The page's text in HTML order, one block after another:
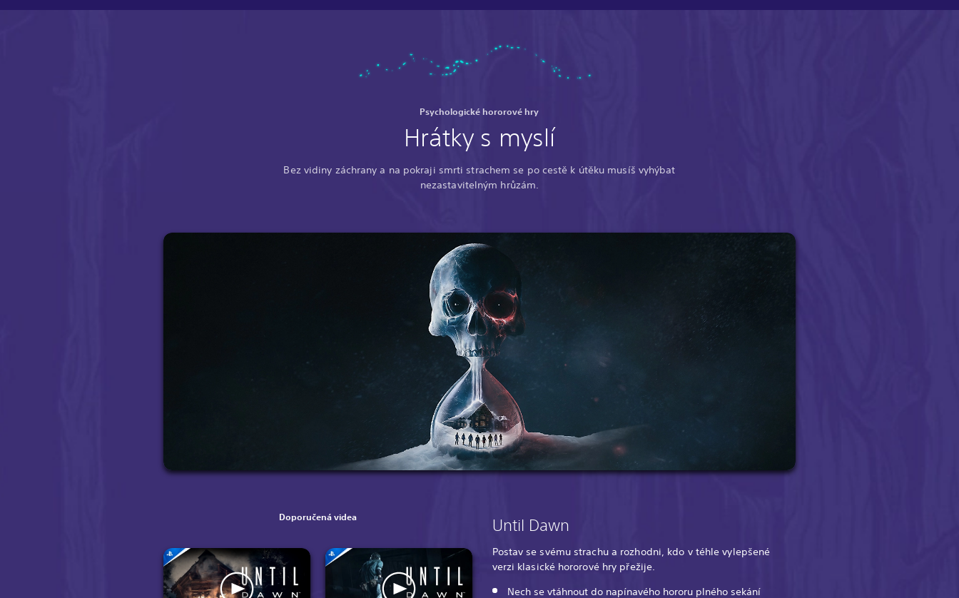
Psychologické hororové hry
Hrátky s myslí
Bez vidiny záchrany a na pokraji smrti strachem se po cestě k útěku musíš vyhýbat
nezastavitelným hrůzám.
Doporučená videa Until Dawn
Postav se svému strachu a rozhodni, kdo v téhle vylepšené
verzi klasické hororové hry přežije.
Nech se vtáhnout do napínavého hororu plného sekání